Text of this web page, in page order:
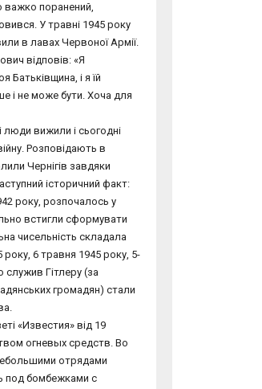
важко поранений,
У травні 1945 року
в лавах Червоної Армії.
відповів: «Я
Батьківщина, і я їй
і не може бути. Хоча для
люди вижили і сьогодні
Розповідають в
Чернігів завдяки
історичний факт:
року, розпочалось у
встигли сформувати
чисельність складала
року, 6 травня 1945 року, 5-
служив Гітлеру (за
громадян) стали
«Известия» від 19
огневых средств. Во
отрядами
под бомбежками с